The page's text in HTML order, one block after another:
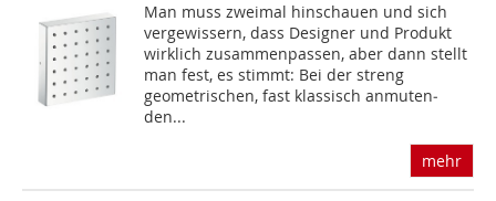
Man muss zweimal hinschauen und sich
vergewissern, dass Designer und Produkt
wirklich zusammenpassen, aber dann stellt
man fest, es stimmt: Bei der streng
geometrischen, fast klassisch anmuten­
den...
mehr